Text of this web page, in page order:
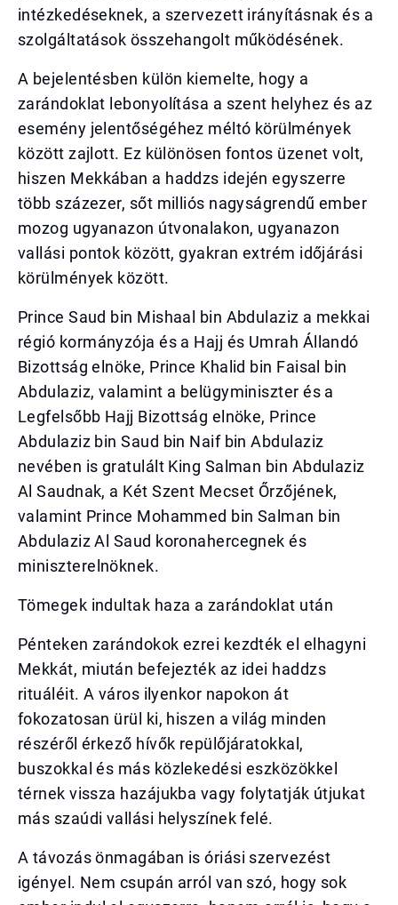
intézkedéseknek, a szervezett irányításnak és a
szolgáltatások összehangolt működésének.
A bejelentésben külön kiemelte, hogy a
zarándoklat lebonyolítása a szent helyhez és az
esemény jelentőségéhez méltó körülmények
között zajlott. Ez különösen fontos üzenet volt,
hiszen Mekkában a haddzs idején egyszerre
több százezer, sőt milliós nagyságrendű ember
mozog ugyanazon útvonalakon, ugyanazon
vallási pontok között, gyakran extrém időjárási
körülmények között.
Prince Saud bin Mishaal bin Abdulaziz a mekkai
régió kormányzója és a Hajj és Umrah Állandó
Bizottság elnöke, Prince Khalid bin Faisal bin
Abdulaziz, valamint a belügyminiszter és a
Legfelsőbb Hajj Bizottság elnöke, Prince
Abdulaziz bin Saud bin Naif bin Abdulaziz
nevében is gratulált King Salman bin Abdulaziz
Al Saudnak, a Két Szent Mecset Őrzőjének,
valamint Prince Mohammed bin Salman bin
Abdulaziz Al Saud koronahercegnek és
miniszterelnöknek.
Tömegek indultak haza a zarándoklat után
Pénteken zarándokok ezrei kezdték el elhagyni
Mekkát, miután befejezték az idei haddzs
rituáléit. A város ilyenkor napokon át
fokozatosan ürül ki, hiszen a világ minden
részéről érkező hívők repülőjáratokkal,
buszokkal és más közlekedési eszközökkel
térnek vissza hazájukba vagy folytatják útjukat
más szaúdi vallási helyszínek felé.
A távozás önmagában is óriási szervezést
igényel. Nem csupán arról van szó, hogy sok